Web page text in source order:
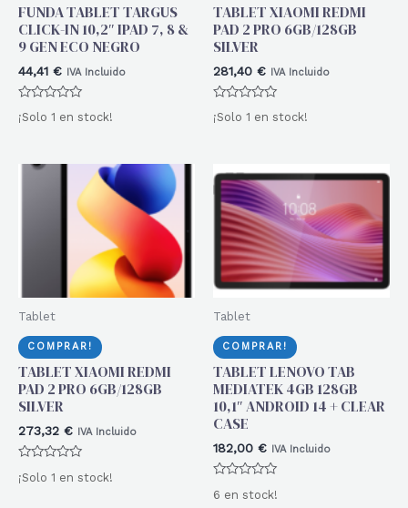
FUNDA TABLET TARGUS
CLICK-IN 10,2″ IPAD 7, 8 &
9 GEN ECO NEGRO
44,41 € IVA Incluido
Valorado
con
¡Solo 1 en stock!
TABLET XIAOMI REDMI
PAD 2 PRO 6GB/128GB
SILVER
281,40 € IVA Incluido
Valorado
con
¡Solo 1 en stock!
Tablet
COMPRAR!
TABLET XIAOMI REDMI
PAD 2 PRO 6GB/128GB
SILVER
273,32 € IVA Incluido
con
¡Solo 1 en stock!
Tablet
COMPRAR!
TABLET LENOVO TAB
MEDIATEK 4GB 128GB
10,1″ ANDROID 14 + CLEAR
CASE
182,00 € IVA Incluido
con
6 en stock!